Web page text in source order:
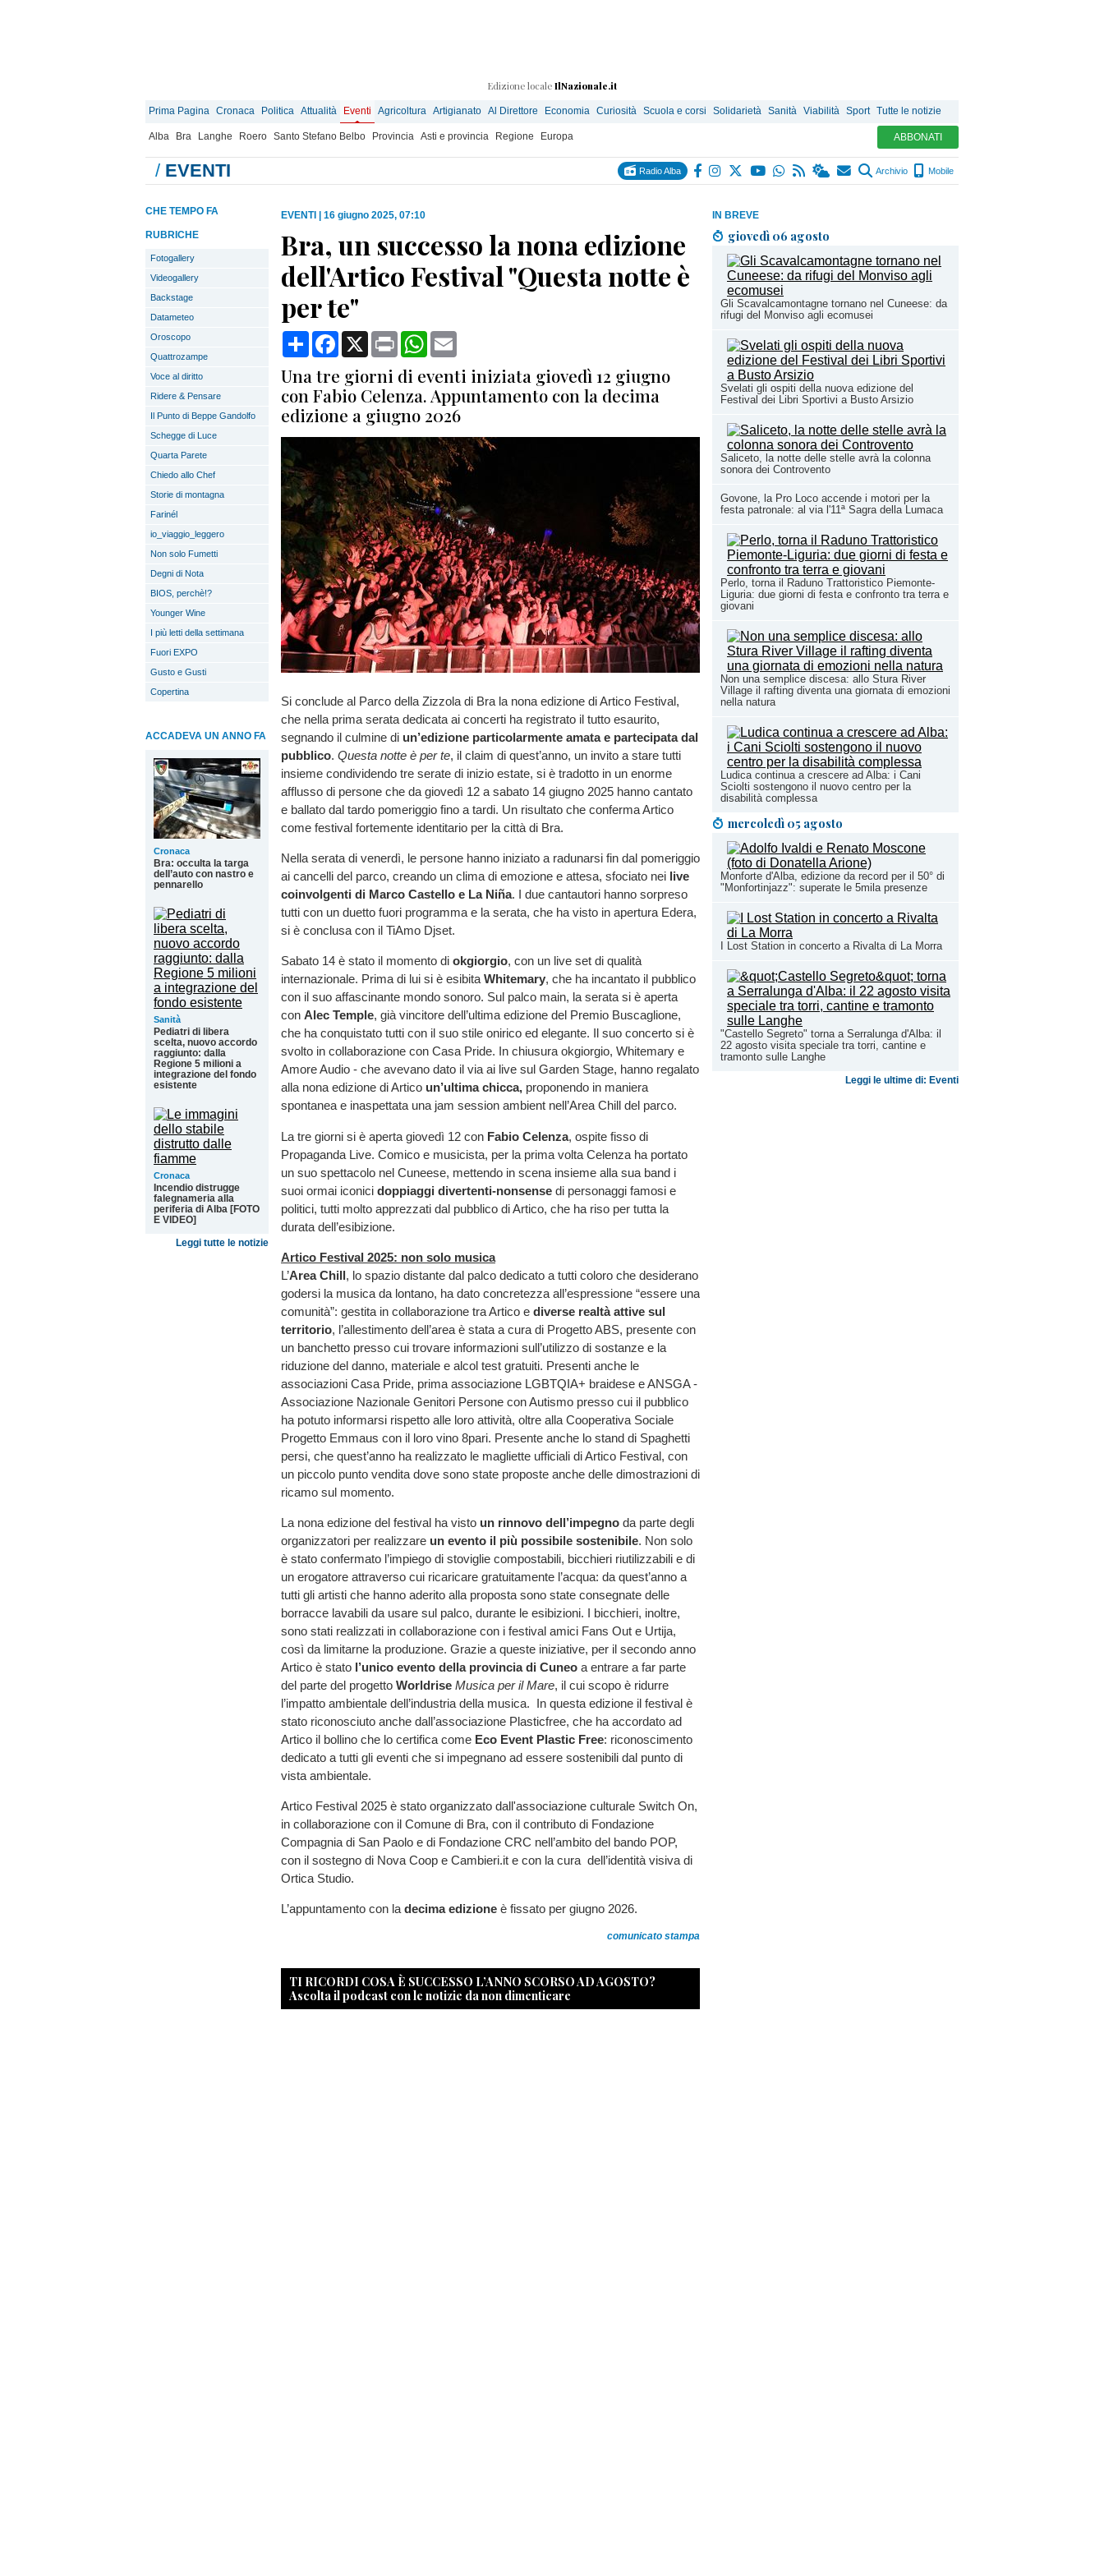
Edizione locale IlNazionale.it
Prima Pagina Cronaca Politica Attualità Eventi Agricoltura Artigianato Al Direttore Economia Curiosità Scuola e corsi Solidarietà Sanità Viabilità Sport Tutte le notizie
Alba Bra Langhe Roero Santo Stefano Belbo Provincia Asti e provincia Regione Europa ABBONATI
/ EVENTI Radio Alba Archivio Mobile
IN BREVE
giovedì 06 agosto
Gli Scavalcamontagne tornano nel Cuneese: da
rifugi del Monviso agli ecomusei
Svelati gli ospiti della nuova edizione del
Festival dei Libri Sportivi a Busto Arsizio
Saliceto, la notte delle stelle avrà la colonna
sonora dei Controvento
Govone, la Pro Loco accende i motori per la
festa patronale: al via l'11ª Sagra della Lumaca
Perlo, torna il Raduno Trattoristico Piemonte-
Liguria: due giorni di festa e confronto tra terra e
giovani
Non una semplice discesa: allo Stura River
Village il rafting diventa una giornata di emozioni
nella natura
Ludica continua a crescere ad Alba: i Cani
Sciolti sostengono il nuovo centro per la
disabilità complessa
mercoledì 05 agosto
Monforte d'Alba, edizione da record per il 50° di
"Monfortinjazz": superate le 5mila presenze
I Lost Station in concerto a Rivalta di La Morra
"Castello Segreto" torna a Serralunga d'Alba: il
22 agosto visita speciale tra torri, cantine e
tramonto sulle Langhe
Leggi le ultime di: Eventi
CHE TEMPO FA
RUBRICHE
Fotogallery
Videogallery
Backstage
Datameteo
Oroscopo
Quattrozampe
Voce al diritto
Ridere & Pensare
Il Punto di Beppe Gandolfo
Schegge di Luce
Quarta Parete
Chiedo allo Chef
Storie di montagna
Farinél
io_viaggio_leggero
Non solo Fumetti
Degni di Nota
BIOS, perchè!?
Younger Wine
I più letti della settimana
Fuori EXPO
Gusto e Gusti
Copertina
ACCADEVA UN ANNO FA
Cronaca
Bra: occulta la targa
dell’auto con nastro e
pennarello
Sanità
Pediatri di libera
scelta, nuovo accordo
raggiunto: dalla
Regione 5 milioni a
integrazione del fondo
esistente
Cronaca
Incendio distrugge
falegnameria alla
periferia di Alba [FOTO
E VIDEO]
Leggi tutte le notizie
EVENTI 16 giugno 2025, 07:10
Bra, un successo la nona edizione
dell'Artico Festival "Questa notte è
per te"
CondividiFacebook
X Print WhatsApp
Una tre giorni di eventi iniziata giovedì 12 giugno
con Fabio Celenza. Appuntamento con la decima
edizione a giugno 2026
Si conclude al Parco della Zizzola di Bra la nona edizione di Artico Festival,
che nella prima serata dedicata ai concerti ha registrato il tutto esaurito,
segnando il culmine di un’edizione particolarmente amata e partecipata dal
pubblico. Questa notte è per te, il claim di quest’anno, un invito a stare tutti
insieme condividendo tre serate di inizio estate, si è tradotto in un enorme
afflusso di persone che da giovedì 12 a sabato 14 giugno 2025 hanno cantato
e ballato dal tardo pomeriggio fino a tardi. Un risultato che conferma Artico
come festival fortemente identitario per la città di Bra.
Nella serata di venerdì, le persone hanno iniziato a radunarsi fin dal pomeriggio
ai cancelli del parco, creando un clima di emozione e attesa, sfociato nei live
coinvolgenti di Marco Castello e La Niña. I due cantautori hanno sorpreso
tutti con un duetto fuori programma e la serata, che ha visto in apertura Edera,
si è conclusa con il TiAmo Djset.
Sabato 14 è stato il momento di okgiorgio, con un live set di qualità
internazionale. Prima di lui si è esibita Whitemary, che ha incantato il pubblico
con il suo affascinante mondo sonoro. Sul palco main, la serata si è aperta
con Alec Temple, già vincitore dell’ultima edizione del Premio Buscaglione,
che ha conquistato tutti con il suo stile onirico ed elegante. Il suo concerto si è
svolto in collaborazione con Casa Pride. In chiusura okgiorgio, Whitemary e
Amore Audio - che avevano dato il via ai live sul Garden Stage, hanno regalato
alla nona edizione di Artico un’ultima chicca, proponendo in maniera
spontanea e inaspettata una jam session ambient nell’Area Chill del parco.
La tre giorni si è aperta giovedì 12 con Fabio Celenza, ospite fisso di
Propaganda Live. Comico e musicista, per la prima volta Celenza ha portato
un suo spettacolo nel Cuneese, mettendo in scena insieme alla sua band i
suoi ormai iconici doppiaggi divertenti-nonsense di personaggi famosi e
politici, tutti molto apprezzati dal pubblico di Artico, che ha riso per tutta la
durata dell’esibizione.
Artico Festival 2025: non solo musica
L’Area Chill, lo spazio distante dal palco dedicato a tutti coloro che desiderano
godersi la musica da lontano, ha dato concretezza all’espressione “essere una
comunità”: gestita in collaborazione tra Artico e diverse realtà attive sul
territorio, l’allestimento dell’area è stata a cura di Progetto ABS, presente con
un banchetto presso cui trovare informazioni sull’utilizzo di sostanze e la
riduzione del danno, materiale e alcol test gratuiti. Presenti anche le
associazioni Casa Pride, prima associazione LGBTQIA+ braidese e ANSGA -
Associazione Nazionale Genitori Persone con Autismo presso cui il pubblico
ha potuto informarsi rispetto alle loro attività, oltre alla Cooperativa Sociale
Progetto Emmaus con il loro vino 8pari. Presente anche lo stand di Spaghetti
persi, che quest’anno ha realizzato le magliette ufficiali di Artico Festival, con
un piccolo punto vendita dove sono state proposte anche delle dimostrazioni di
ricamo sul momento.
La nona edizione del festival ha visto un rinnovo dell’impegno da parte degli
organizzatori per realizzare un evento il più possibile sostenibile. Non solo
è stato confermato l’impiego di stoviglie compostabili, bicchieri riutilizzabili e di
un erogatore attraverso cui ricaricare gratuitamente l’acqua: da quest’anno a
tutti gli artisti che hanno aderito alla proposta sono state consegnate delle
borracce lavabili da usare sul palco, durante le esibizioni. I bicchieri, inoltre,
sono stati realizzati in collaborazione con i festival amici Fans Out e Urtija,
così da limitarne la produzione. Grazie a queste iniziative, per il secondo anno
Artico è stato l’unico evento della provincia di Cuneo a entrare a far parte
del parte del progetto Worldrise Musica per il Mare, il cui scopo è ridurre
l’impatto ambientale dell’industria della musica. In questa edizione il festival è
stato riconosciuto anche dall’associazione Plasticfree, che ha accordato ad
Artico il bollino che lo certifica come Eco Event Plastic Free: riconoscimento
dedicato a tutti gli eventi che si impegnano ad essere sostenibili dal punto di
vista ambientale.
Artico Festival 2025 è stato organizzato dall'associazione culturale Switch On,
in collaborazione con il Comune di Bra, con il contributo di Fondazione
Compagnia di San Paolo e di Fondazione CRC nell’ambito del bando POP,
con il sostegno di Nova Coop e Cambieri.it e con la cura dell’identità visiva di
Ortica Studio.
L’appuntamento con la decima edizione è fissato per giugno 2026.
comunicato stampa
TI RICORDI COSA È SUCCESSO L’ANNO SCORSO AD AGOSTO?
Ascolta il podcast con le notizie da non dimenticare